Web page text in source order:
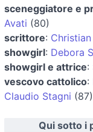
sceneggiatore e
Avati (80)
scrittore:
showgirl: Debora
showgirl e attrice:
vescovo cattolico:
Claudio Stagni (87)
Qui sotto i